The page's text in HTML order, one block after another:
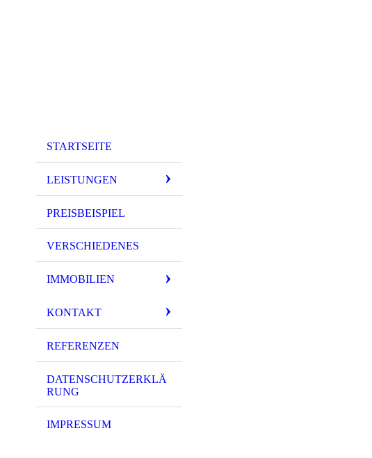
STARTSEITE
LEISTUNGEN
PREISBEISPIEL
VERSCHIEDENES
IMMOBILIEN
KONTAKT
REFERENZEN
DATENSCHUTZERKLÄ
RUNG
IMPRESSUM